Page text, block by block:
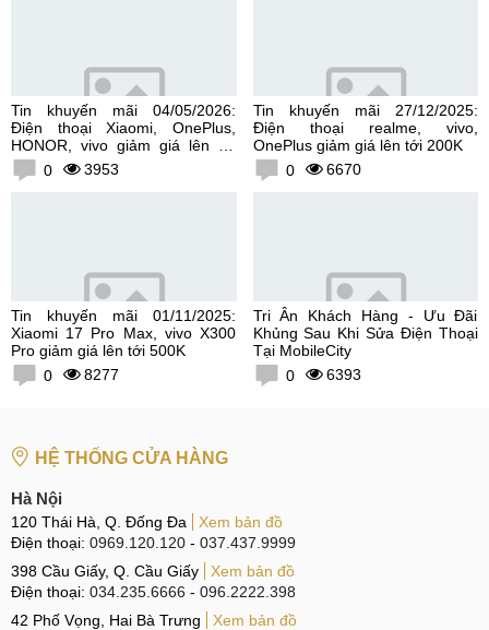
Tin khuyến mãi 04/05/2026:
Điện thoại Xiaomi, OnePlus,
HONOR, vivo giảm giá lên tới
300K0 3953
Tin khuyến mãi 27/12/2025:
Điện thoại realme, vivo,
OnePlus giảm giá lên tới 200K
0
6670
Tin khuyến mãi 01/11/2025:
Xiaomi 17 Pro Max, vivo X300
Pro giảm giá lên tới 500K
0
8277
Tri Ân Khách Hàng - Ưu Đãi
Khủng Sau Khi Sửa Điện Thoại
Tại MobileCity
0
6393
HỆ THỐNG CỬA HÀNG
Hà Nội
120 Thái Hà, Q. Đống Đa
Xem bản đồ
Điện thoại: 0969.120.120 - 037.437.9999
398 Cầu Giấy, Q. Cầu Giấy
Xem bản đồ
Điện thoại: 034.235.6666 - 096.2222.398
42 Phố Vọng, Hai Bà Trưng
Xem bản đồ